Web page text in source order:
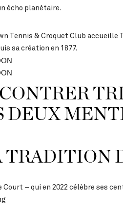
écho planétaire.
Tennis & Croquet Club
sa création en 1877.
DEUX
TRADITION
– qui en 2022 célèbre ses